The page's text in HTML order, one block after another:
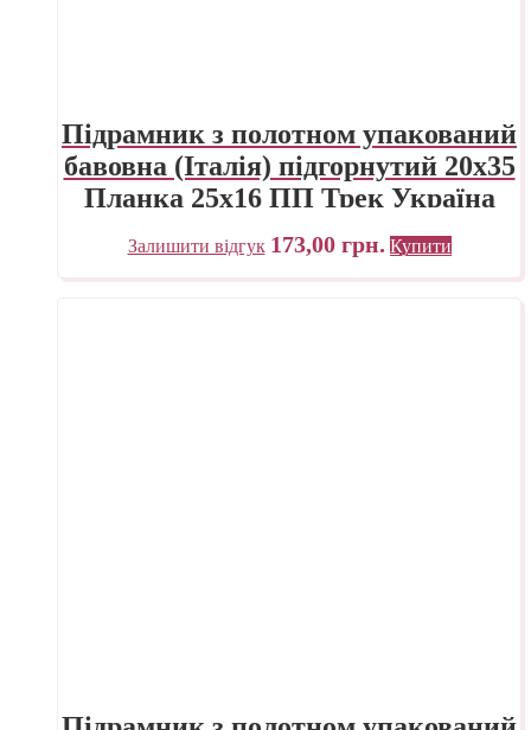
Підрамник з полотном упакований
бавовна (Італія) підгорнутий 20х35
Планка 25х16 ПП Трек Україна
Залишити відгук 173,00 грн. Купити